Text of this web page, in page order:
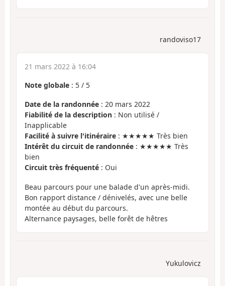
randoviso17
21 mars 2022 à 16:04
Note globale : 5 / 5
Date de la randonnée : 20 mars 2022
Fiabilité de la description : Non utilisé /
Inapplicable
Facilité à suivre l'itinéraire : ★★★★★ Très bien
Intérêt du circuit de randonnée : ★★★★★ Très
bien
Circuit très fréquenté : Oui
Beau parcours pour une balade d'un après-midi.
Bon rapport distance / dénivelés, avec une belle
montée au début du parcours.
Alternance paysages, belle forêt de hêtres
Yukulovicz